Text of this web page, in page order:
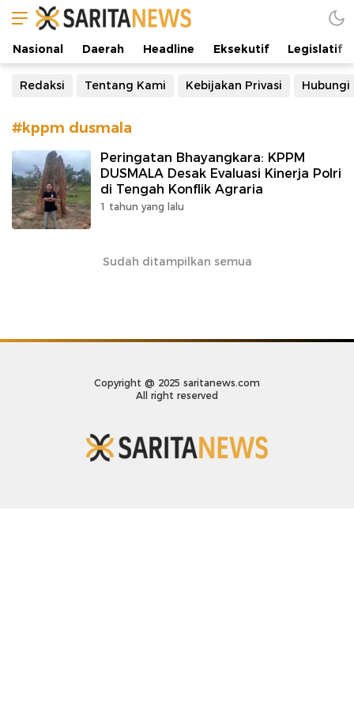
Manifestasi Arus Kebenaran
Nasional Daerah Headline Eksekutif Legislatif
Redaksi Tentang Kami Kebijakan Privasi Hubungi
#kppm dusmala
Peringatan Bhayangkara: KPPM
DUSMALA Desak Evaluasi Kinerja Polri
di Tengah Konflik Agraria
1 tahun yang lalu
Sudah ditampilkan semua
Copyright @ 2025 saritanews.com
All right reserved